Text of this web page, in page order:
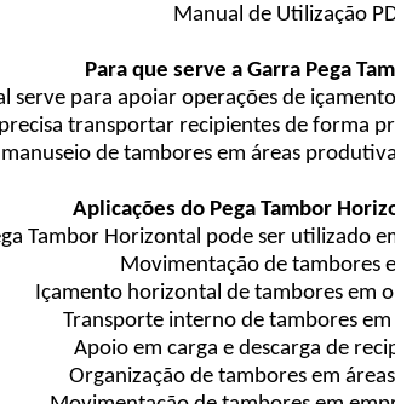
Manual de Utilização
Para que serve a Garra Pega
serve para apoiar operações de
transportar recipientes de forma
de tambores em áreas
Aplicações do Pega Tambor
Tambor Horizontal pode ser utilizado
Movimentação de tambores
Içamento horizontal de tambores em
Transporte interno de tambores
Apoio em carga e descarga de
Organização de tambores em